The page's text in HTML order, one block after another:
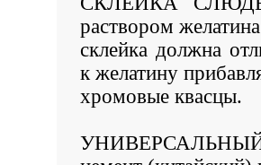
раствором
склейка должна
к желатину
хромовые квасцы.